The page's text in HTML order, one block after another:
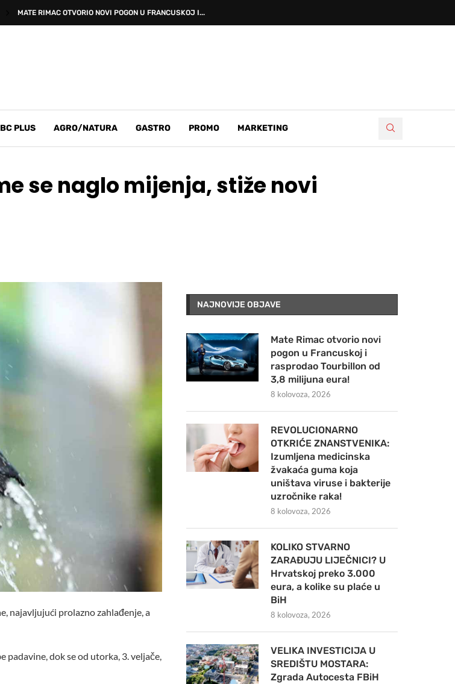
MATE RIMAC OTVORIO NOVI POGON U FRANCUSKOJ I...
PLUS AGRO/NATURA GASTRO PROMO MARKETING
se naglo mijenja, stiže novi
najavljujući prolazno zahlađenje, a
padavine, dok se od utorka, 3. veljače,
NAJNOVIJE OBJAVE
Mate Rimac otvorio novi
pogon u Francuskoj i
rasprodao Tourbillon od
3,8 milijuna eura!
8 kolovoza, 2026
REVOLUCIONARNO
OTKRIĆE ZNANSTVENIKA:
Izumljena medicinska
žvakaća guma koja
uništava viruse i bakterije
uzročnike raka!
8 kolovoza, 2026
KOLIKO STVARNO
ZARAĐUJU LIJEČNICI? U
Hrvatskoj preko 3.000
eura, a kolike su plaće u
BiH
8 kolovoza, 2026
VELIKA INVESTICIJA U
SREDIŠTU MOSTARA:
Zgrada Autocesta FBiH